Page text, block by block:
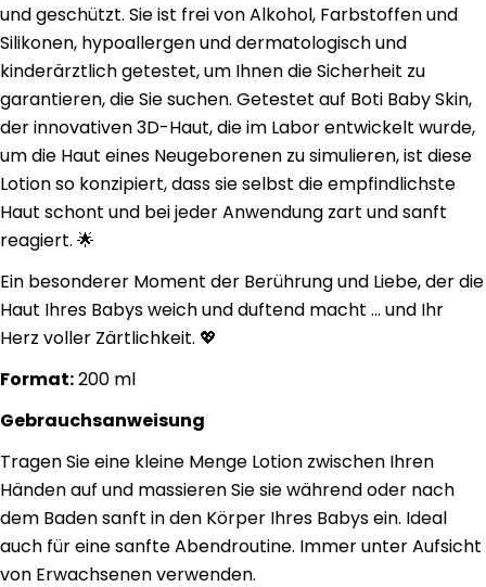
und geschützt. Sie ist frei von Alkohol, Farbstoffen und
Silikonen, hypoallergen und dermatologisch und
kinderärztlich getestet, um Ihnen die Sicherheit zu
garantieren, die Sie suchen. Getestet auf Boti Baby Skin,
der innovativen 3D-Haut, die im Labor entwickelt wurde,
um die Haut eines Neugeborenen zu simulieren, ist diese
Lotion so konzipiert, dass sie selbst die empfindlichste
Haut schont und bei jeder Anwendung zart und sanft
reagiert. 🌟
Ein besonderer Moment der Berührung und Liebe, der die
Haut Ihres Babys weich und duftend macht ... und Ihr
Herz voller Zärtlichkeit. 💖
Format:200 ml
Gebrauchsanweisung
Tragen Sie eine kleine Menge Lotion zwischen Ihren
Händen auf und massieren Sie sie während oder nach
dem Baden sanft in den Körper Ihres Babys ein. Ideal
auch für eine sanfte Abendroutine. Immer unter Aufsicht
von Erwachsenen verwenden.